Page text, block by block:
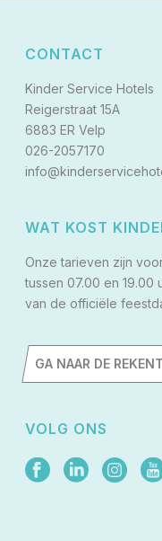
CONTACT
Kinder Service Hotels
Reigerstraat 15A
6883 ER Velp
026-2057170
WAT KOST
Onze tarieven zijn
tussen 07.00 en 19.00
van de officiële
GA NAAR DE
VOLG ONS